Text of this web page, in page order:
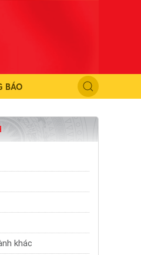
BÁO
khác